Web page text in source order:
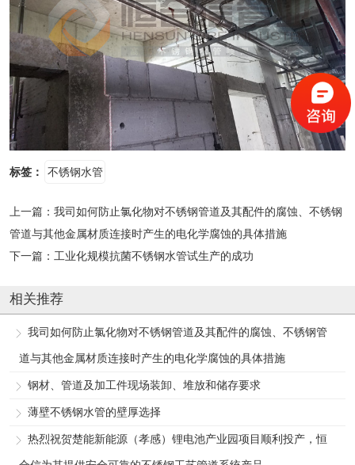
标签： 不锈钢水管
上一篇： 我司如何防止氯化物对不锈钢管道及其配件的腐蚀、不锈钢
管道与其他金属材质连接时产生的电化学腐蚀的具体措施
下一篇： 工业化规模抗菌不锈钢水管试生产的成功
相关推荐
我司如何防止氯化物对不锈钢管道及其配件的腐蚀、不锈钢管
道与其他金属材质连接时产生的电化学腐蚀的具体措施
钢材、管道及加工件现场装卸、堆放和储存要求
薄壁不锈钢水管的壁厚选择
热烈祝贺楚能新能源（孝感）锂电池产业园项目顺利投产，恒